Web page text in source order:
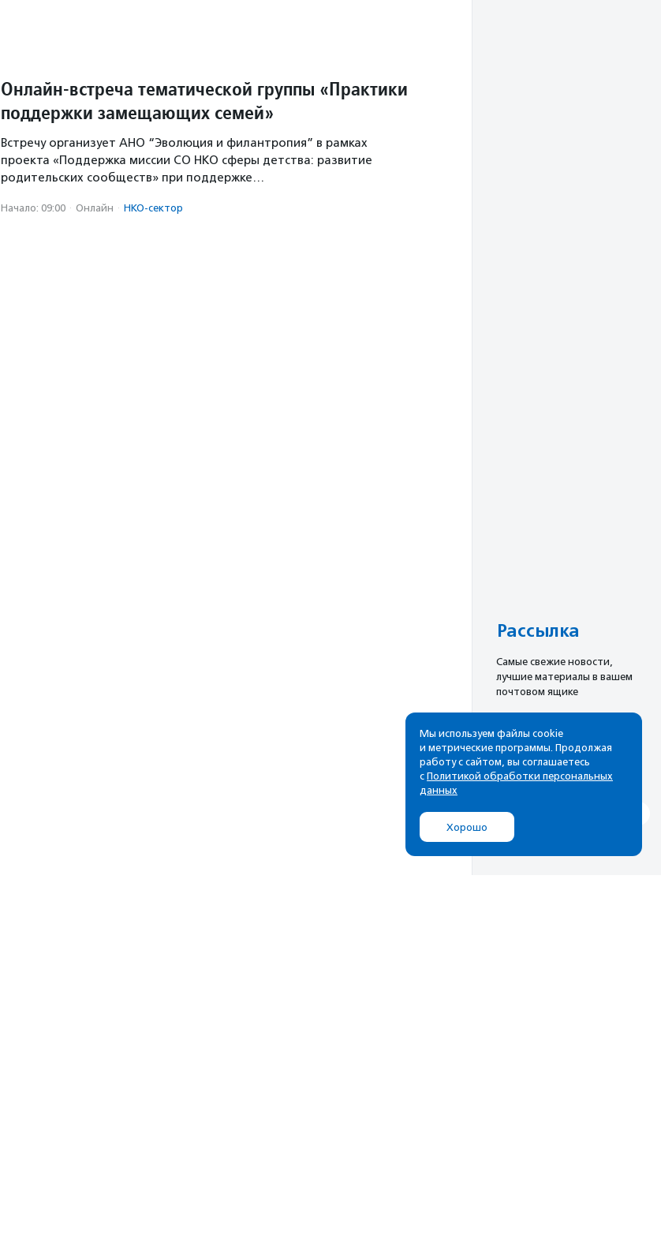
Онлайн-встреча тематической группы «Практики
поддержки замещающих семей»
Встречу организует АНО “Эволюция и филантропия” в рамках
проекта «Поддержка миссии СО НКО сферы детства: развитие
родительских сообществ» при поддержке…
Начало: 09:00 · Онлайн · НКО-сектор
Рассылка
Cамые свежие новости,
лучшие материалы в вашем
почтовом ящике
Подписаться
Мы используем файлы cookie
и метрические программы. Продолжая
работу с сайтом, вы соглашаетесь
с Политикой обработки персональных
данных
Хорошо